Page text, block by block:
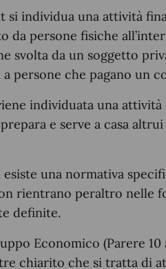
si individua una attività
da persone fisiche
svolta da un soggetto
persone che pagano un
individuata una
e serve a casa
una normativa
rientrano peraltro nelle
definite.
Economico (Parere 10
chiarito che si tratta di